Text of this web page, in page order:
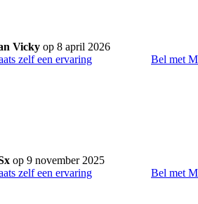
Vicky op 8 april 2026
zelf een ervaring
Bel met
op 9 november 2025
zelf een ervaring
Bel met